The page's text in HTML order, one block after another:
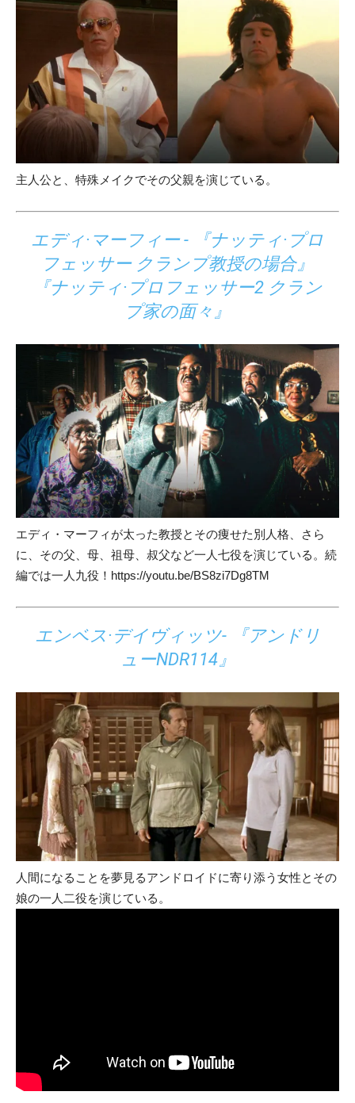
主人公と、特殊メイクでその父親を演じている。
エディ·マーフィー - 『ナッティ·プロ
フェッサー クランプ教授の場合』
『ナッティ·プロフェッサー2 クラン
プ家の面々』
エディ・マーフィが太った教授とその痩せた別人格、さら
に、その父、母、祖母、叔父など一人七役を演じている。続
編では一人九役！https://youtu.be/BS8zi7Dg8TM
エンベス·デイヴィッツ- 『アンドリ
ューNDR114』
人間になることを夢見るアンドロイドに寄り添う女性とその
娘の一人二役を演じている。